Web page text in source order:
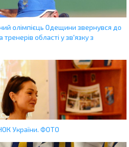
олімпієць Одещини звернувся до
області у зв'язку з
України. ФОТО